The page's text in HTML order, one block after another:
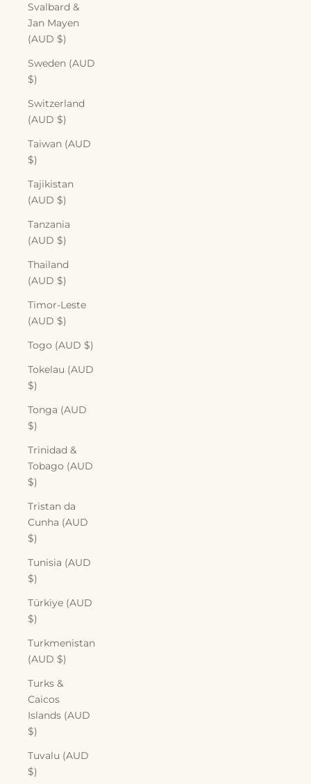
Svalbard &
Jan Mayen
(AUD $)
Sweden (AUD
$)
Switzerland
(AUD $)
Taiwan (AUD
$)
Tajikistan
(AUD $)
Tanzania
(AUD $)
Thailand
(AUD $)
Timor-Leste
(AUD $)
Togo (AUD $)
Tokelau (AUD
$)
Tonga (AUD
$)
Trinidad &
Tobago (AUD
$)
Tristan da
Cunha (AUD
$)
Tunisia (AUD
$)
Türkiye (AUD
$)
Turkmenistan
(AUD $)
Turks &
Caicos
Islands (AUD
$)
Tuvalu (AUD
$)